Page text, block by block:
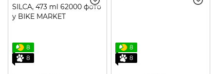
8
8
8
8